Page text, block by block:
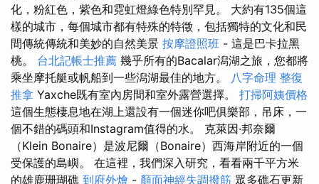
化，粉紅色，紫色和霓虹燈綠色特別罕見。 大約有135個這
樣的城市，每個城市都有特殊的特徵，包括獨特的文化和民
間傳統傳統和美妙的自​​然美景 按摩證照班 - 這是巴卡拉黑
桃。 台北記帳士推薦 幾乎所有的Bacalar潟湖之旅，您都將
乘坐摩托艇或帆船到一些潟湖最佳的地方。 八字命理 整復
推拿 Yaxche既有室內房間和室外露營選擇。 打掃阿姨價格
這個生態棲息地在湖上還設有一個迷你吧俱樂部，吊床，一
個不錯的碼頭和Instagram值得的水。 克萊因·邦奈爾
（Klein Bonaire）是波尼爾（Bonaire）西海岸附近的一個
受保護的島嶼。 在這裡，我們深入研究，看看兩千平方米
的雄鹿珊瑚礁 到府外燴 - 顏面神經失調撥筋 眾多礁石更新